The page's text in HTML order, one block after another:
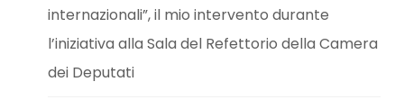
internazionali”, il mio intervento durante
l’iniziativa alla Sala del Refettorio della Camera
dei Deputati